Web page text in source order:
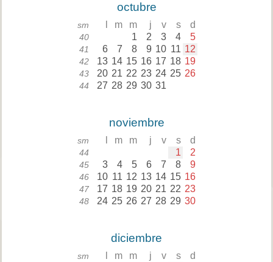
octubre
sm m m j v s d
40 1 2 3 4 5
41 6 7 8 9 10 11 12
42 13 14 15 16 17 18 19
43 20 21 22 23 24 25 26
44 27 28 29 30 31
noviembre
sm m m j v s d
44 1 2
45 3 4 5 6 7 8 9
46 10 11 12 13 14 15 16
47 17 18 19 20 21 22 23
48 24 25 26 27 28 29 30
diciembre
sm m m j v s d